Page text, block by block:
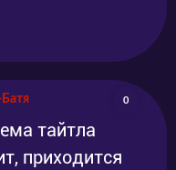
0
тайтла
приходится